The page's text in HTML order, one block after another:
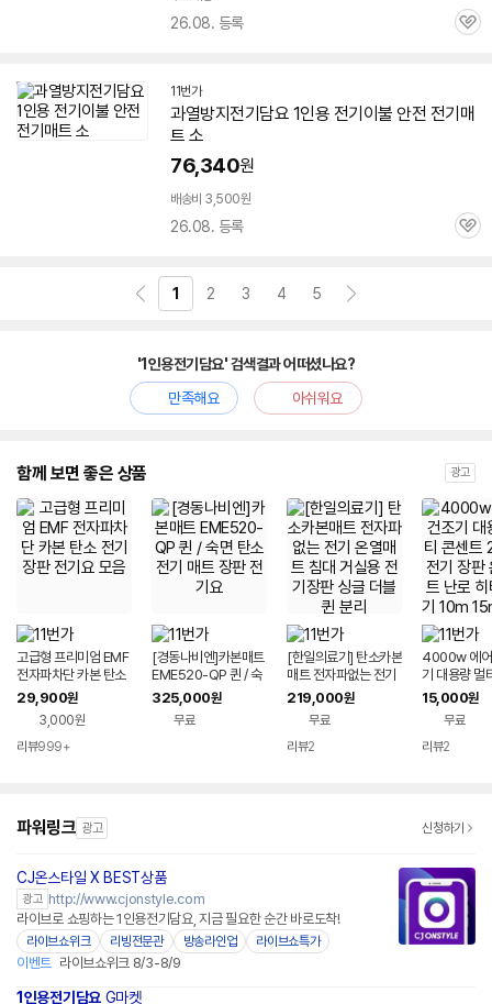
26.08. 등록
관
11번가
과열방지전기담요 1인용 전기이불 안전 전기매
트 소
76,340원
배송비 3,500원
26.08. 등록
관
1 2 3 4 5
'1인용전기담요' 검색결과 어떠셨나요?
만족해요
아쉬워요
함께 보면 좋은 상품 광고
고급형 프리미엄 EMF
전자파차단 카본 탄소
전기장판 전기요 모음
29,900원
3,000원
리뷰999+
[경동나비엔]카본매트
EME520-QP 퀸 / 숙
면 탄소 전기 매트 장판
전기요
325,000원
무료
[한일의료기] 탄소카본
매트 전자파없는 전기
온열매트 침대 거실용
전기장판 싱글 더블 퀸
219,000원
무료
리뷰2
4000w 에어
기 대용량 멀
2구 3구 전기
수 매트 난로
기 10m
15,000원
무료
리뷰2
파워링크 광고 신청하기
CJ온스타일 X BEST상품
광고 http://www.cjonstyle.com
라이브로 쇼핑하는 1인용전기담요, 지금 필요한 순간 바로도착!
라이브쇼위크 리빙전문관 방송라인업 라이브쇼특가
이벤트 라이브쇼위크 8/3-8/9
1인용전기담요G마켓